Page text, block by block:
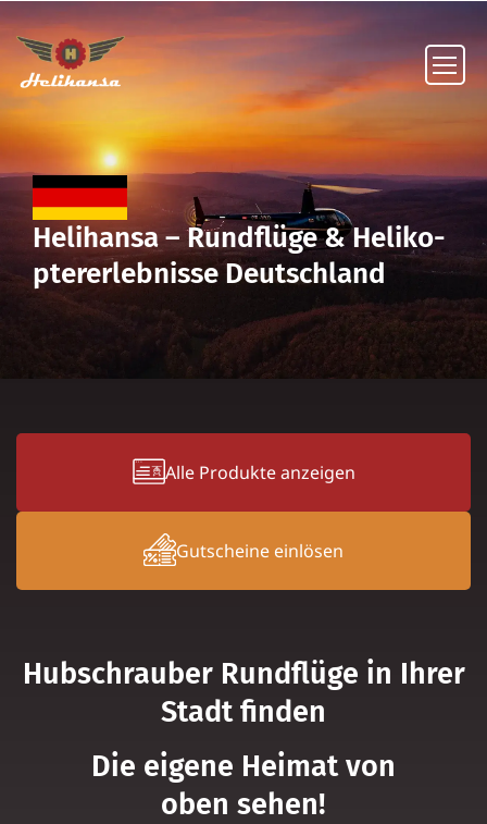
Helih­ansa – Rund­flüge & Heli­ko­
pter­er­leb­nisse Deutschland
Alle Pro­dukte anzeigen
Gut­scheine einlösen
Hub­schrauber Rund­flüge in Ihrer
Stadt finden
Die eigene Heimat von
oben sehen!